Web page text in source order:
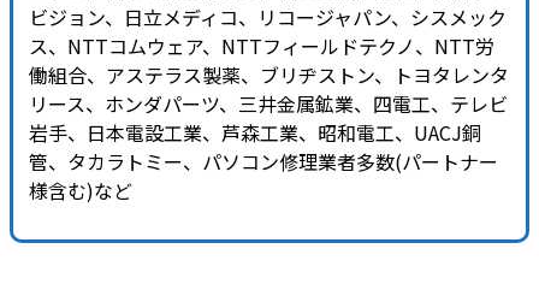
ビジョン、日立メディコ、リコージャパン、シスメック
ス、NTTコムウェア、NTTフィールドテクノ、NTT労
働組合、アステラス製薬、ブリヂストン、トヨタレンタ
リース、ホンダパーツ、三井金属鉱業、四電工、テレビ
岩手、日本電設工業、芦森工業、昭和電工、UACJ銅
管、タカラトミー、パソコン修理業者多数(パートナー
様含む)など